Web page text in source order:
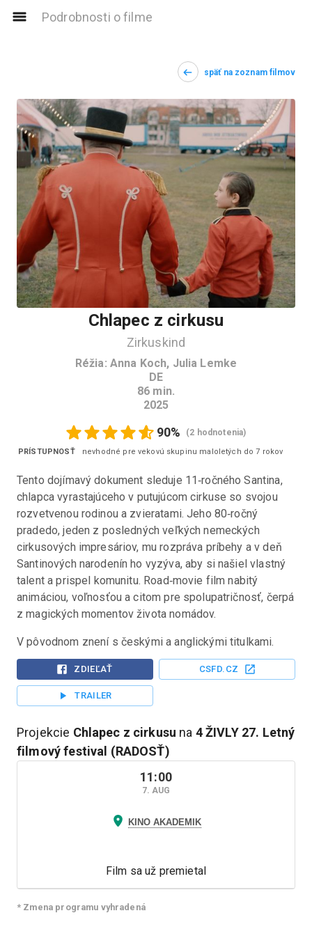
Podrobnosti o filme
späť na zoznam filmov
Chlapec z cirkusu
Zirkuskind
Réžia: Anna Koch, Julia Lemke
DE
86 min.
2025
90% (2 hodnotenia)
PRÍSTUPNOSŤ nevhodné pre vekovú skupinu maloletých do 7 rokov
Tento dojímavý dokument sleduje 11‑ročného Santina,
chlapca vyrastajúceho v putujúcom cirkuse so svojou
rozvetvenou rodinou a zvieratami. Jeho 80‑ročný
pradedo, jeden z posledných veľkých nemeckých
cirkusových impresáriov, mu rozpráva príbehy a v deň
Santinových narodenín ho vyzýva, aby si našiel vlastný
talent a prispel komunitu. Road‑movie film nabitý
animáciou, voľnosťou a citom pre spolupatričnosť, čerpá
z magických momentov života nomádov.
V pôvodnom znení s českými a anglickými titulkami.
ZDIEĽAŤ CSFD.CZ
TRAILER
Projekcie Chlapec z cirkusu na 4 ŽIVLY 27. Letný
filmový festival (RADOSŤ)
11:00
7. AUG
KINO AKADEMIK
Film sa už premietal
* Zmena programu vyhradená